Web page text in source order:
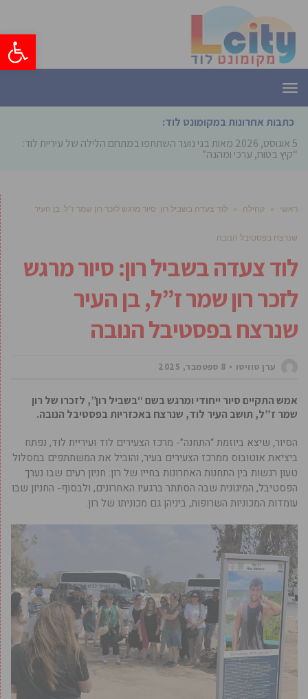
פתח
תפריט
כתבות אחרונות במקומונט לוד:
5 אוגוסט, 2026
מאות בני נוער השתתפו במתחם הלילה של עיריית לוד:
“קיץ בטוח, ערכי ומהנה”
ראשי » קהילה » לוד צעדה בשביל רון: סיור מרגש לזכר רון שמר ז”ל, בן העיר
שנרצח בפסטיבל הנובה
לוד צעדה בשביל רון: סיור מרגש
לזכר רון שמר ז”ל, בן העיר
שנרצח בפסטיבל הנובה
ערן טוויטו 8 ספטמבר, 2025
אמש התקיים סיור ייחודי ומרגש בשם “בשביל רון”, לזכרו של רון
שמר ז”ל, תושב העיר לוד, שנרצח באכזריות בפסטיבל הנובה.
הסיור, שיצא ביוזמת “התחנה”- מרכז הצעירים לוד ועיריית לוד, נפתח
ביציאת אוטובוס ממרכז הצעירים בעיר, והוביל את המשתתפים במסלול
טעון רגשות בין התחנות האחרונות בחייו של רון: חניון רעים שבו נערך
הפסטיבל, המיגונית שבה הסתתר ברגעיו האחרונים, ולבסוף- החניון שבו
עומדות המכוניות השרופות, ביניהן גם מכוניתו של רון.